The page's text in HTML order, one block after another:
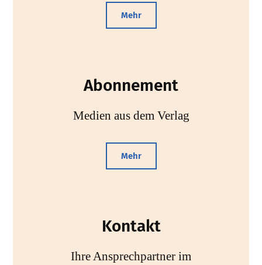
Mehr
Abonnement
Medien aus dem Verlag
Mehr
Kontakt
Ihre Ansprechpartner im